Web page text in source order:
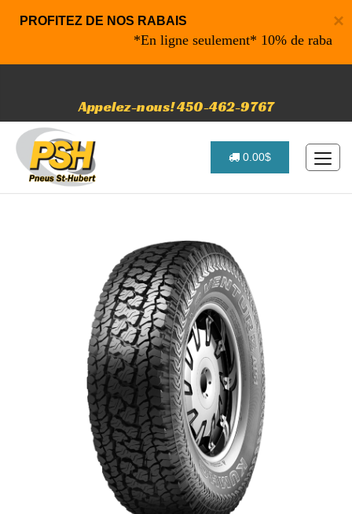
×
PROFITEZ DE NOS RABAIS
*En ligne seulement* 10% de rabais sur
Appelez-nous! 450-462-9767
0.00$